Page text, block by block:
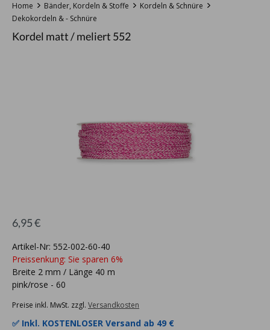
Home Bänder, Kordeln & Stoffe
Kordeln & Schnüre
Dekokordeln & - Schnüre
Kordel matt / meliert 552
6,95 €
Artikel-Nr: 552-002-60-40
Preissenkung: Sie sparen 6%
Breite 2 mm / Länge 40 m
pink/rose - 60
Preise inkl. MwSt. zzgl. Versandkosten
✅ Inkl. KOSTENLOSER Versand ab 49 €